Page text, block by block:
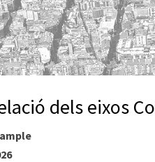
dels eixos